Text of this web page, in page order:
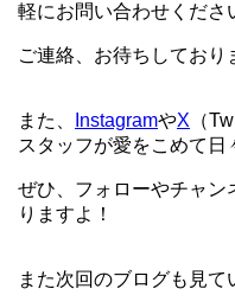
軽にお問い合わせくださ
ご連絡、お待ちしており
また、 InstagramやX （
スタッフが愛をこめて日
ぜひ、フォローやチャン
りますよ！
また次回のブログも見て